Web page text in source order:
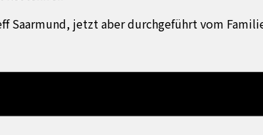
jetzt aber durchgeführt vom